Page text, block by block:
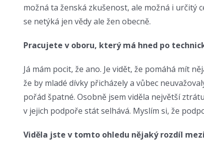
možná ta ženská zkušenost, ale možná i určitý
se netýká jen vědy ale žen obecně.
Pracujete v oboru, který má hned po
Já mám pocit, že ano. Je vidět, že pomáhá mít
že by mladé dívky přicházely a vůbec
pořád špatné. Osobně jsem viděla největší
v jejich podpoře stát selhává. Myslím si, že
Viděla jste v tomto ohledu nějaký rozdíl